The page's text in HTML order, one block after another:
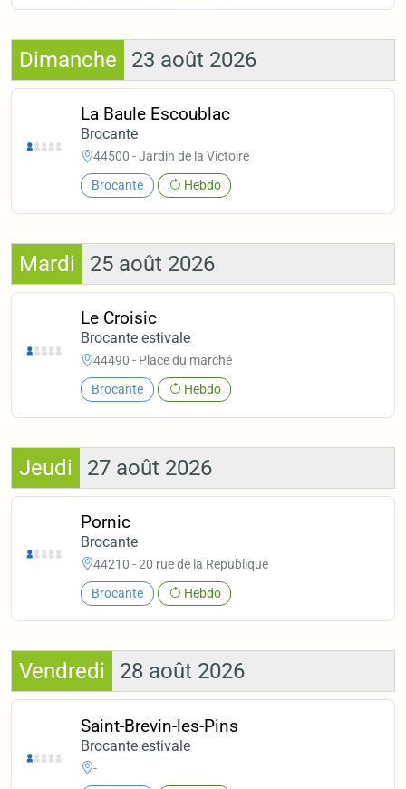
Dimanche 23 août 2026
La Baule Escoublac
Brocante
44500 - Jardin de la Victoire
Brocante Hebdo
Mardi 25 août 2026
Le Croisic
Brocante estivale
44490 - Place du marché
Brocante Hebdo
Jeudi 27 août 2026
Pornic
Brocante
44210 - 20 rue de la Republique
Brocante Hebdo
Vendredi 28 août 2026
Saint-Brevin-les-Pins
Brocante estivale
-